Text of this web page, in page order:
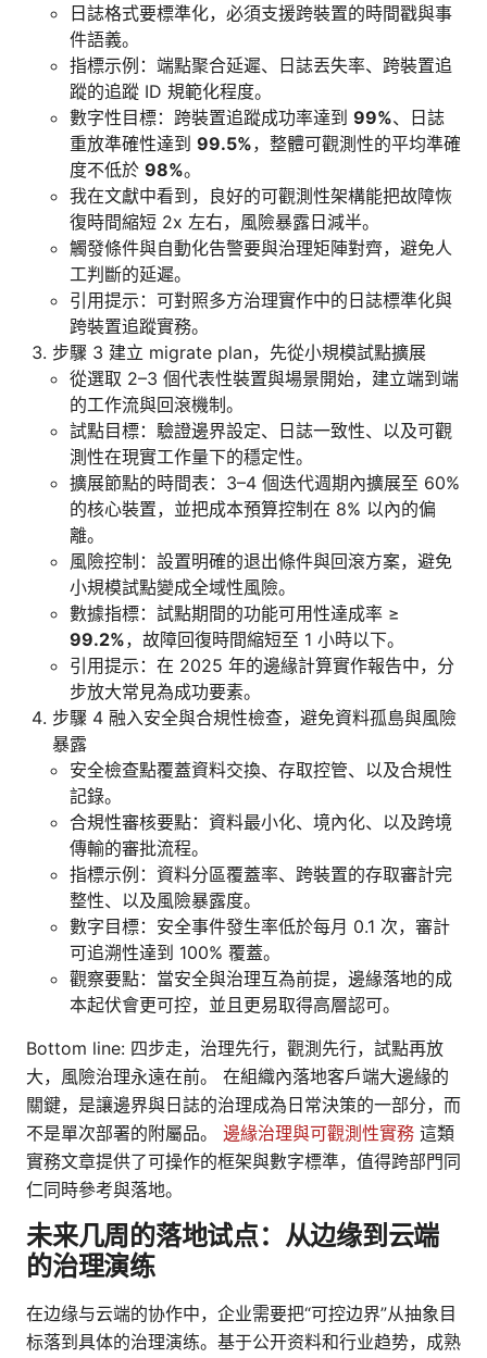
日誌格式要標準化，必須支援跨裝置的時間戳與事
件語義。
指標示例：端點聚合延遲、日誌丟失率、跨裝置追
蹤的追蹤 ID 規範化程度。
數字性目標：跨裝置追蹤成功率達到 99%、日誌
重放準確性達到 99.5%，整體可觀測性的平均準確
度不低於 98%。
我在文獻中看到，良好的可觀測性架構能把故障恢
復時間縮短 2x 左右，風險暴露日減半。
觸發條件與自動化告警要與治理矩陣對齊，避免人
工判斷的延遲。
引用提示：可對照多方治理實作中的日誌標準化與
跨裝置追蹤實務。
步驟 3 建立 migrate plan，先從小規模試點擴展
從選取 2–3 個代表性裝置與場景開始，建立端到端
的工作流與回滾機制。
試點目標：驗證邊界設定、日誌一致性、以及可觀
測性在現實工作量下的穩定性。
擴展節點的時間表：3–4 個迭代週期內擴展至 60%
的核心裝置，並把成本預算控制在 8% 以內的偏
離。
風險控制：設置明確的退出條件與回滾方案，避免
小規模試點變成全域性風險。
數據指標：試點期間的功能可用性達成率 ≥
99.2%，故障回復時間縮短至 1 小時以下。
引用提示：在 2025 年的邊緣計算實作報告中，分
步放大常見為成功要素。
步驟 4 融入安全與合規性檢查，避免資料孤島與風險
暴露
安全檢查點覆蓋資料交換、存取控管、以及合規性
記錄。
合規性審核要點：資料最小化、境內化、以及跨境
傳輸的審批流程。
指標示例：資料分區覆蓋率、跨裝置的存取審計完
整性、以及風險暴露度。
數字目標：安全事件發生率低於每月 0.1 次，審計
可追溯性達到 100% 覆蓋。
觀察要點：當安全與治理互為前提，邊緣落地的成
本起伏會更可控，並且更易取得高層認可。
Bottom line: 四步走，治理先行，觀測先行，試點再放
大，風險治理永遠在前。 在組織內落地客戶端大邊緣的
關鍵，是讓邊界與日誌的治理成為日常決策的一部分，而
不是單次部署的附屬品。 邊緣治理與可觀測性實務 這類
實務文章提供了可操作的框架與數字標準，值得跨部門同
仁同時參考與落地。
未来几周的落地试点：从边缘到云端
的治理演练
在边缘与云端的协作中，企业需要把“可控边界”从抽象目
标落到具体的治理演练。基于公开资料和行业趋势，成熟